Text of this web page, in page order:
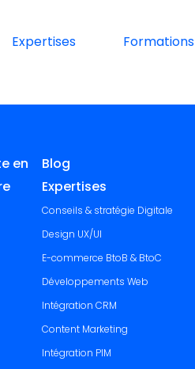
Expertises Formations
en
Blog
Expertises
Conseils & stratégie Digitale
Design UX/UI
E-commerce BtoB & BtoC
Développements Web
Intégration CRM
Content Marketing
Intégration PIM